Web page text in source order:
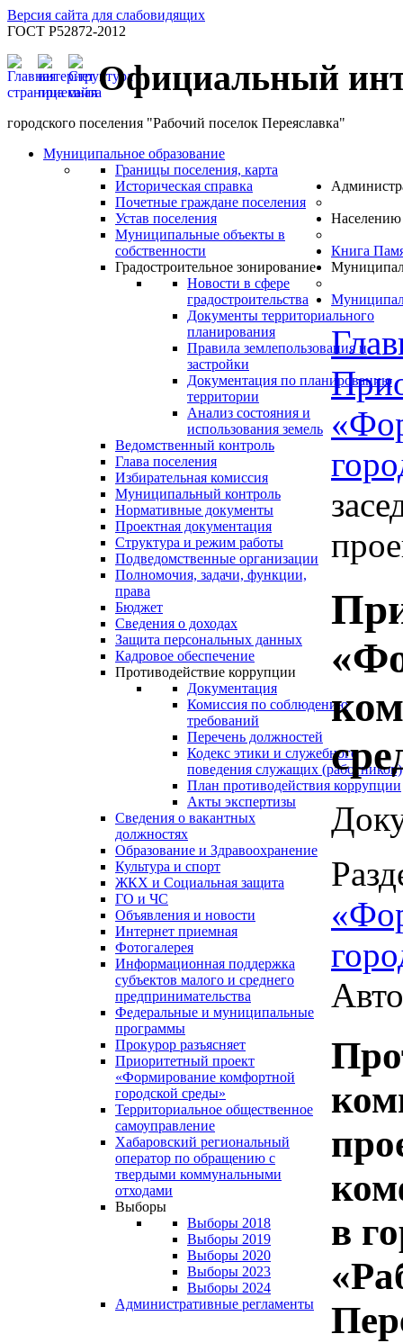
Версия сайта для слабовидящих
ГОСТ Р52872-2012
Официальный
городского поселения "Рабочий поселок Переяславка"
Муниципальное образование
Границы поселения, карта
Историческая справка
Почетные граждане поселения
Устав поселения
Муниципальные объекты в
собственности
Градостроительное зонирование
Новости в сфере
градостроительства
Документы территориального
планирования
Правила землепользования и
застройки
Документация по планированию
территории
Анализ состояния и
использования земель
Ведомственный контроль
Глава поселения
Избирательная комиссия
Муниципальный контроль
Нормативные документы
Проектная документация
Структура и режим работы
Подведомственные организации
Полномочия, задачи, функции,
права
Бюджет
Сведения о доходах
Защита персональных данных
Кадровое обеспечение
Противодействие коррупции
Документация
Комиссия по соблюдению
требований
Перечень должностей
Кодекс этики и служебного
поведения служащих (работников)
План противодействия коррупции
Акты экспертизы
Сведения о вакантных
должностях
Населению
Образование и Здравоохранение
Культура и спорт
ЖКХ и Социальная защита
ГО и ЧС
Объявления и новости
Интернет приемная
Фотогалерея
Информационная поддержка
субъектов малого и среднего
предпринимательства
Федеральные и муниципальные
программы
Прокурор разъясняет
Приоритетный проект
«Формирование комфортной
городской среды»
Территориальное общественное
самоуправление
Хабаровский региональный
оператор по обращению с
твердыми коммунальными
отходами
Выборы
Выборы 2018
Выборы 2019
Выборы 2020
Выборы 2023
Выборы 2024
Книга
Административные регламенты
в